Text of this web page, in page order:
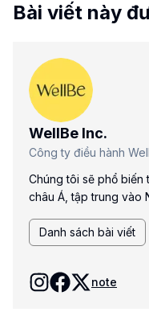
Bài viết này
WellBe Inc.
Công ty điều hành
Chúng tôi sẽ phổ biến
châu Á, tập trung vào
Danh sách bài viết
note